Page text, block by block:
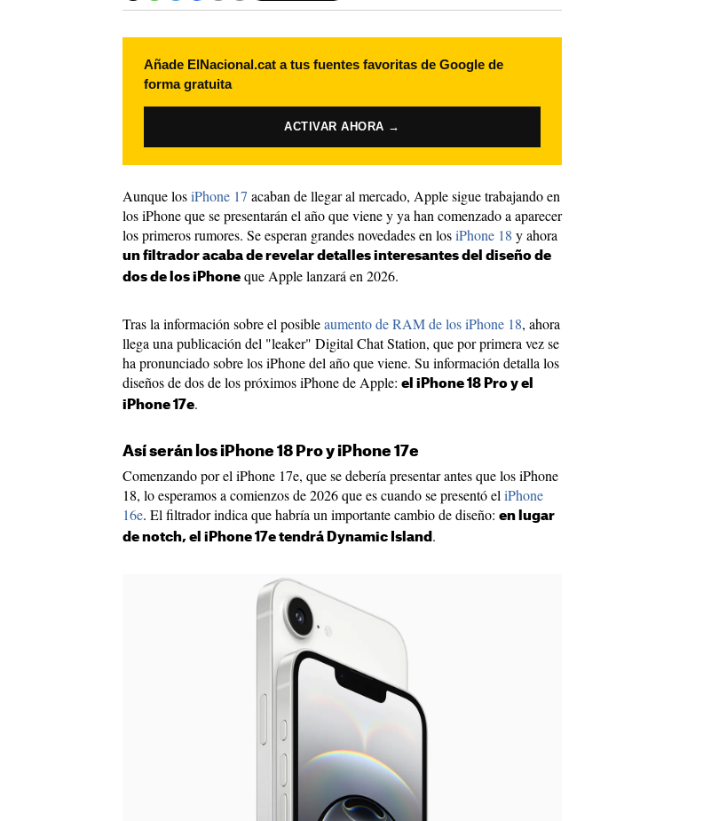
Añade ElNacional.cat a tus fuentes favoritas de Google de
forma gratuita
ACTIVAR AHORA →
Aunque losiPhone 17 acaban de llegar al mercado, Apple sigue trabajando en
los iPhone que se presentarán el año que viene y ya han comenzado a aparecer
los primeros rumores. Se esperan grandes novedades en losiPhone 18 y ahora
un filtrador acaba de revelar detalles interesantes del diseño de
dos de los iPhone que Apple lanzará en 2026.
Tras la información sobre el posibleaumento de RAM de los iPhone 18, ahora
llega una publicación del "leaker" Digital Chat Station, que por primera vez se
ha pronunciado sobre los iPhone del año que viene. Su información detalla los
diseños de dos de los próximos iPhone de Apple: el iPhone 18 Pro y el
iPhone 17e.
Así serán los iPhone 18 Pro y iPhone 17e
Comenzando por el iPhone 17e, que se debería presentar antes que los iPhone
18, lo esperamos a comienzos de 2026 que es cuando se presentó el iPhone
16e. El filtrador indica que habría un importante cambio de diseño: en lugar
de notch, el iPhone 17e tendrá Dynamic Island .